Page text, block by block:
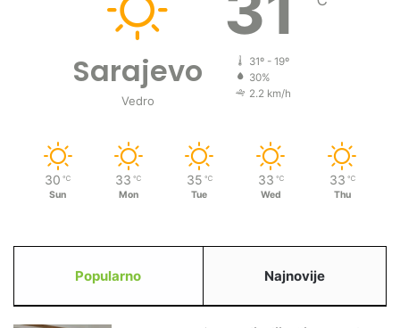
Sarajevo
Vedro
31º - 19º
30%
2.2 km/h
30 ℃
Sun
33 ℃
Mon
35 ℃
Tue
33 ℃
Wed
33 ℃
Thu
Popularno Najnovije